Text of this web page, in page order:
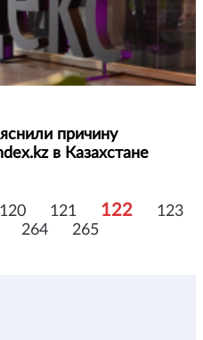
причину
в Казахстане
120 121 122
123
264 265